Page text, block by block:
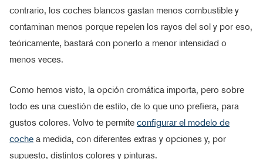
contrario, los coches blancos gastan menos combustible y
contaminan menos porque repelen los rayos del sol y por eso,
teóricamente, bastará con ponerlo a menor intensidad o
menos veces.
Como hemos visto, la opción cromática importa, pero sobre
todo es una cuestión de estilo, de lo que uno prefiera, para
gustos colores. Volvo te permite configurar el modelo de
coche a medida, con diferentes extras y opciones y, por
supuesto, distintos colores y pinturas.